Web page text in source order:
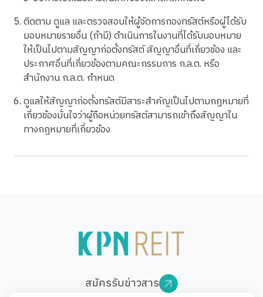
ติดตาม ดูแล และตรวจสอบให้ผู้จัดการกองทรัสต์หรือผู้ได้รับ
มอบหมายรายอื่น (ถ้ามี) ดำเนินการในงานที่ได้รับมอบหมาย
ให้เป็นไปตามสัญญาก่อตั้งทรัสต์ สัญญาอื่นที่เกี่ยวข้อง และ
ประกาศอื่นที่เกี่ยวข้องตามคณะกรรมการ ก.ล.ต. หรือ
สำนักงาน ก.ล.ต. กำหนด
ดูแลให้สัญญาก่อตั้งทรัสต์มีสาระสำคัญเป็นไปตามกฎหมายที่
เกี่ยวข้องมั่นใจว่าผู้ถือหน่วยทรัสต์สามารถเข้าถึงสัญญาใน
ทางกฎหมายที่เกี่ยวข้อง
สมัครรับข่าวสาร